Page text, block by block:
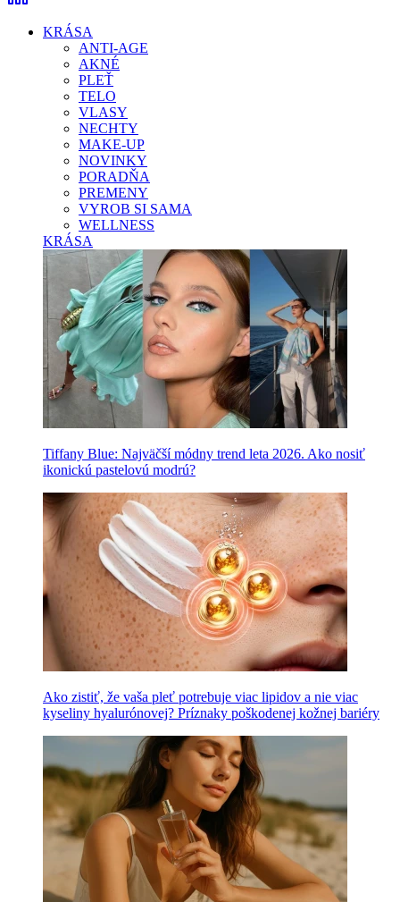
KRÁSA
ANTI-AGE
AKNÉ
PLEŤ
TELO
VLASY
NECHTY
MAKE-UP
NOVINKY
PORADŇA
PREMENY
VYROB SI SAMA
WELLNESS
KRÁSA
Tiffany Blue: Najväčší módny trend leta 2026. Ako nosiť
ikonickú pastelovú modrú?
Ako zistiť, že vaša pleť potrebuje viac lipidov a nie viac
kyseliny hyalurónovej? Príznaky poškodenej kožnej bariéry